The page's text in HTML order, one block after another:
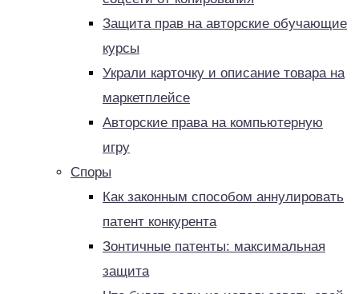
Защита прав на авторские обучающие
курсы
Украли карточку и описание товара на
маркетплейсе
Авторские права на компьютерную
игру
Споры
Как законным способом аннулировать
патент конкурента
Зонтичные патенты: максимальная
защита